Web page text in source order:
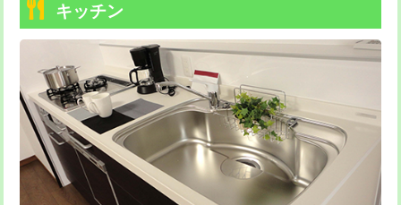
給水管工事※（ホール加工)
給水管工事※（バンド止め) 3,300円
給水管工事※（支持金具設置) 5,500円
給水管工事※（保温材使用（バンド止
め込み）)
5,500円
給水管工事※（土の掘削・埋め戻し作
11,000円
トーラー機使用/3mまで
追加トーラー機使用/3m超え +3,300円
カメラ調査 33,000円
桝清掃 8,800円
止水・漏水調査・防水処理・清掃・修
理・調整・分解・加工など（軽作業）
11,000円
キッチン